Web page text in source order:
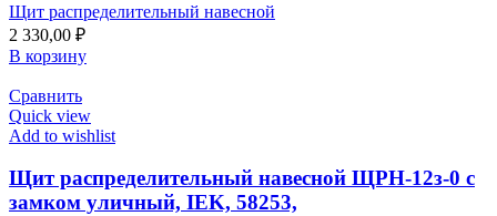
Щит распределительный навесной
2 330,00 ₽
В корзину
Сравнить
Quick view
Add to wishlist
Щит распределительный навесной ЩРН-12з-0 с
замком уличный, IEK, 58253,